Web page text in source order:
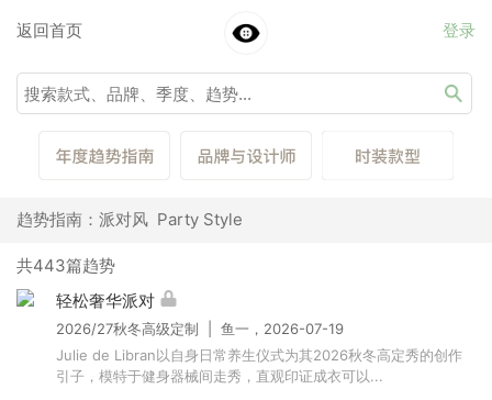
返回首页 登录
趋势指南：派对风 Party Style
共443篇趋势
轻松奢华派对
2026/27秋冬高级定制 | 鱼一，2026-07-19
Julie de Libran以自身日常养生仪式为其2026秋冬高定秀的创作
引子，模特于健身器械间走秀，直观印证成衣可以...